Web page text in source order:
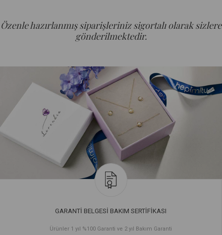
Özenle hazırlanmış siparişleriniz sigortalı olarak sizlere
gönderilmektedir.
GARANTİ BELGESİ BAKIM SERTİFİKASI
Ürünler 1 yıl %100 Garanti ve 2 yıl Bakım Garanti